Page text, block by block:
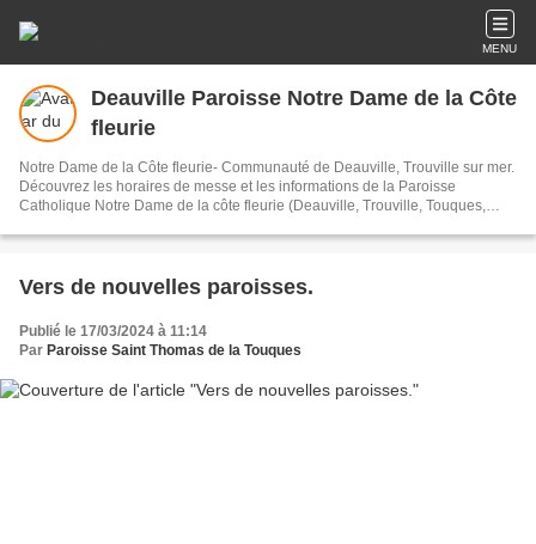
MENU
Deauville Paroisse Notre Dame de la Côte
fleurie
Notre Dame de la Côte fleurie- Communauté de Deauville, Trouville sur mer.
Découvrez les horaires de messe et les informations de la Paroisse
Catholique Notre Dame de la côte fleurie (Deauville, Trouville, Touques,
Vers de nouvelles paroisses.
Publié le 17/03/2024 à 11:14
Par Paroisse Saint Thomas de la Touques